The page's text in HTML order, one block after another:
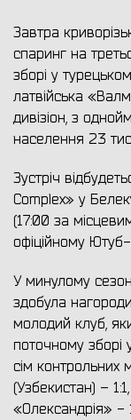
Завтра
спаринг на
зборі у
латвійська
дивізіон, з
населення 23
Зустріч
Complex» у
(17:00 за
офіційному
У минулому
здобула
молодий клуб,
поточному зборі
сім контрольних
(Узбекистан) –
«Олександрія» -